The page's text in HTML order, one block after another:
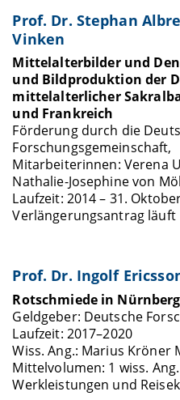
Prof. Dr. Stephan
Vinken
Mittelalterbilder und
und Bildproduktion der
mittelalterlicher
und Frankreich
Förderung durch die
Forschungsgemeinschaft,
Mitarbeiterinnen: Verena
Nathalie-Josephine von
Laufzeit: 2014 – 31.
Verlängerungsantrag läuft
Prof. Dr. Ingolf
Rotschmiede in Nürnberg
Geldgeber: Deutsche
Laufzeit: 2017–2020
Wiss. Ang.: Marius Kröner
Mittelvolumen: 1 wiss.
Werkleistungen und